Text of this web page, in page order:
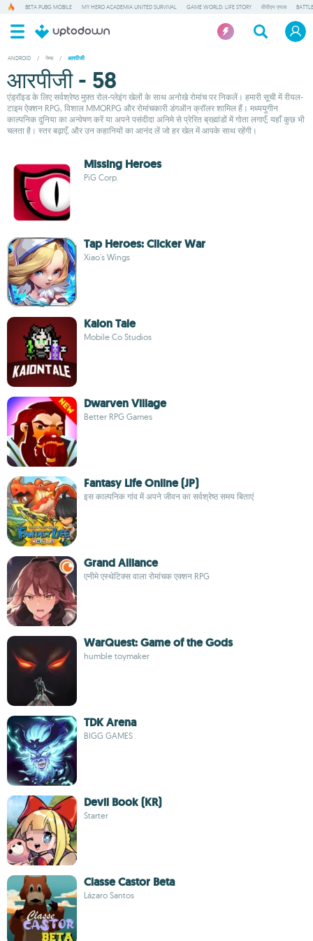
BETA PUBG MOBILE MY HERO ACADEMIA UNITED SURVIVAL GAME WORLD: LIFE STORY वीपीएन एप्पस
ANDROID / गेम्स / आरपीजी
आरपीजी - 58
एंड्रॉइड के लिए सर्वश्रेष्ठ मुफ़्त रोल-प्लेइंग खेलों के साथ अनोखे रोमांच पर निकलें। हमारी सूची में रीयल-
टाइम ऐक्शन RPG, विशाल MMORPG और रोमांचकारी डंगऑन क्रॉलर शामिल हैं। मध्ययुगीन
काल्पनिक दुनिया का अन्वेषण करें या अपने पसंदीदा अनिमे से प्रेरित ब्रह्मांडों में गोता लगाएँ; यहाँ कुछ भी
चलता है। स्तर बढ़ाएँ, और उन कहानियों का आनंद लें जो हर खेल में आपके साथ रहेंगी।
Missing Heroes
PiG Corp.
Tap Heroes: Clicker War
Xiao's Wings
Kaion Tale
Mobile Co Studios
Dwarven Village
Better RPG Games
Fantasy Life Online (JP)
इस काल्पनिक गांव में अपने जीवन का सर्वश्रेष्ठ समय बिताएं
Grand Alliance
एनीमे एस्थेटिक्स वाला रोमांचक एक्शन RPG
WarQuest: Game of the Gods
humble toymaker
TDK Arena
BIGG GAMES
Devil Book (KR)
Starter
Classe Castor Beta
Lázaro Santos